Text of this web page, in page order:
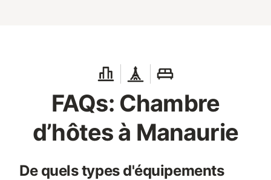
FAQs: Chambre
d’hôtes à Manaurie
De quels types d'équipements